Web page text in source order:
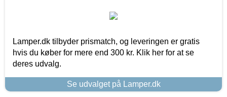
Lamper.dk tilbyder prismatch, og leveringen er gratis
hvis du køber for mere end 300 kr. Klik her for at se
deres udvalg.
Se udvalget på Lamper.dk